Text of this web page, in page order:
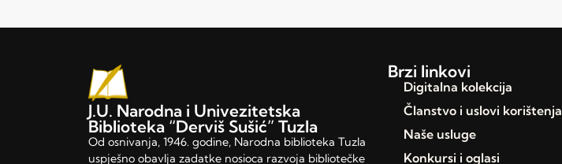
J.U. Narodna i Univezitetska
Biblioteka “Derviš Sušić” Tuzla
Od osnivanja, 1946. godine, Narodna biblioteka Tuzla
uspješno obavlja zadatke nosioca razvoja bibliotečke
Brzi linkovi
Digitalna kolekcija
Članstvo i uslovi korištenja
Naše usluge
Konkursi i oglasi